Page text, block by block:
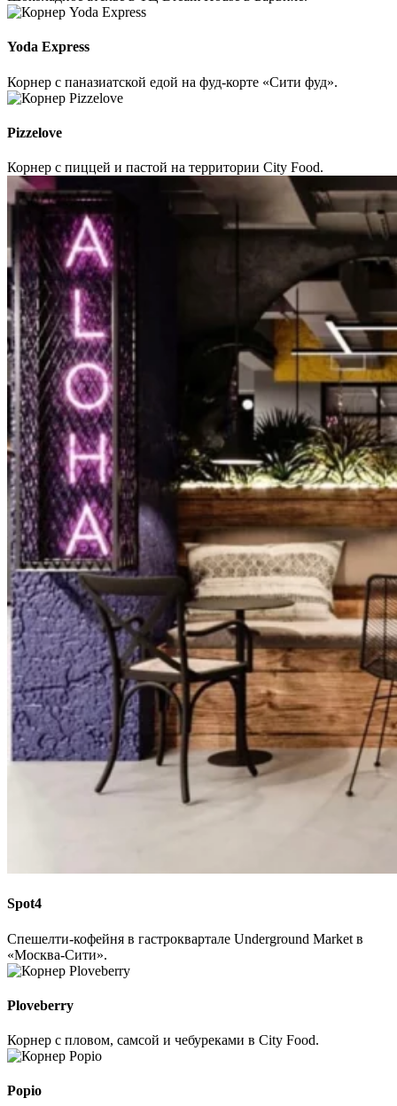
Yoda Express
Корнер с паназиатской едой на фуд-корте «Сити фуд».
Pizzelove
Корнер с пиццей и пастой на территории City Food.
Spot4
Спешелти-кофейня в гастроквартале Underground Market в
«Москва-Cити».
Ploveberry
Корнер с пловом, самсой и чебуреками в City Food.
Popio